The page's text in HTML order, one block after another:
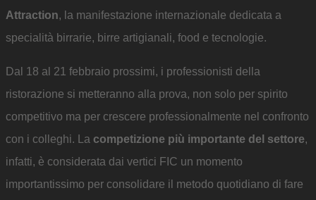
Attraction, la manifestazione internazionale dedicata a
specialità birrarie, birre artigianali, food e tecnologie.
Dal 18 al 21 febbraio prossimi, i professionisti della
ristorazione si metteranno alla prova, non solo per spirito
competitivo ma per crescere professionalmente nel confronto
con i colleghi. La competizione più importante del settore,
infatti, è considerata dai vertici FIC un momento
importantissimo per consolidare il metodo quotidiano di fare